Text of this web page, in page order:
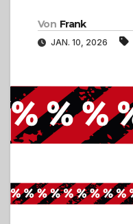
Von Frank
JAN. 10, 2026